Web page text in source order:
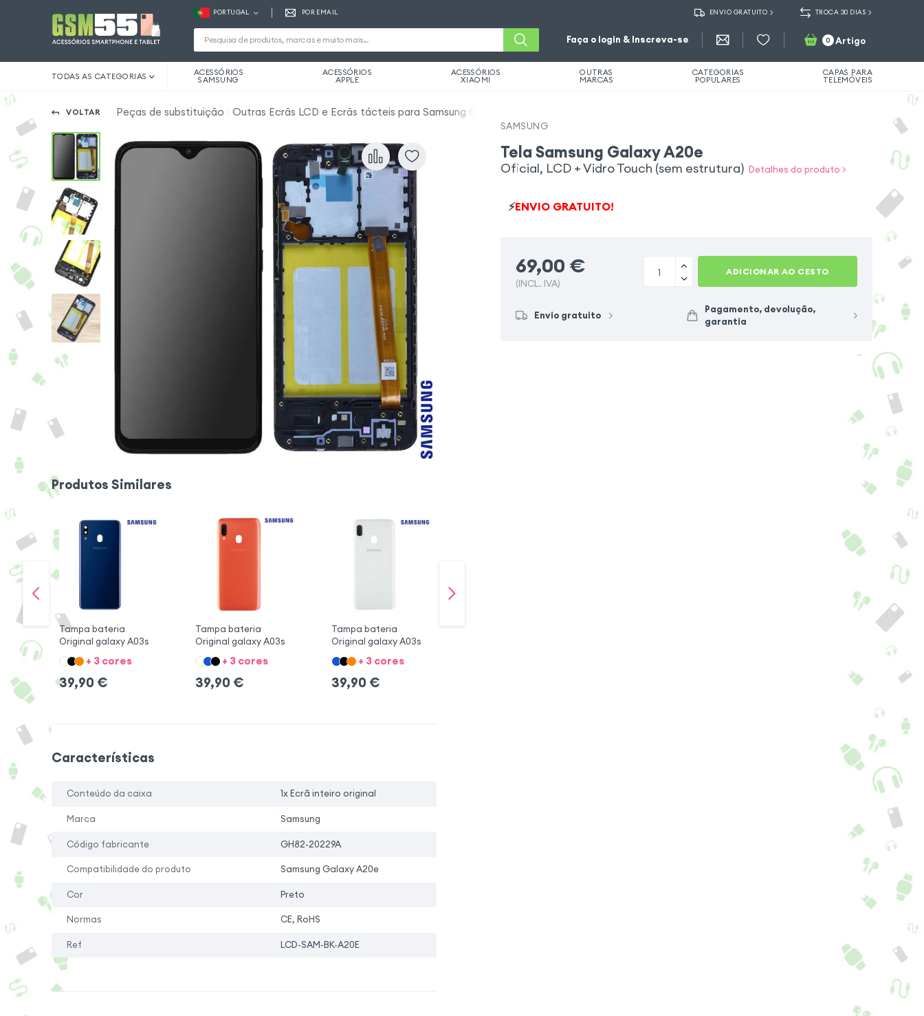
PORTUGAL POR EMAIL ENVIO GRATUITO TROCA 30 DIAS
Faça o login & Inscreva-se 0 Artigo
TODAS AS CATEGORIAS ACESSÓRIOS
SAMSUNG
ACESSÓRIOS
APPLE
ACESSÓRIOS
XIAOMI
OUTRAS
MARCAS
CATEGORIAS
POPULARES
CAPAS PARA
TELEMÓVEIS
VOLTAR Peças de substituição Outras Ecrãs LCD e Ecrãs tácteis para Samsung Galaxy A20e
Produtos Similares
Tampa bateria
Original galaxy A03s
+ 3 cores
39,90 €
Tampa bateria
Original galaxy A03s
+ 3 cores
39,90 €
Tampa bateria
Original galaxy A03s
+ 3 cores
39,90 €
Características
Conteúdo da caixa 1x Ecrã inteiro original
Marca Samsung
Código fabricante GH82-20229A
Compatibilidade do produto Samsung Galaxy A20e
Cor Preto
Normas CE, RoHS
Ref LCD-SAM-BK-A20E
SAMSUNG
Tela Samsung Galaxy A20e
Oficial, LCD + Vidro Touch (sem estrutura) Detalhes do produto >
⚡ENVIO GRATUITO!
69,00 €
(INCL. IVA)
ADICIONAR AO CESTO
Envio gratuito
Pagamento, devolução,
garantia